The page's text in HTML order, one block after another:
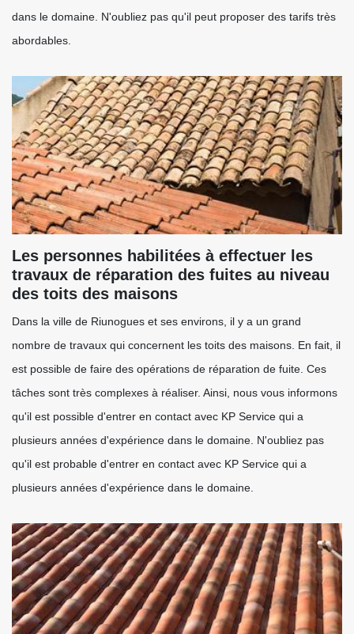
dans le domaine. N'oubliez pas qu'il peut proposer des tarifs très
abordables.
Les personnes habilitées à effectuer les
travaux de réparation des fuites au niveau
des toits des maisons
Dans la ville de Riunogues et ses environs, il y a un grand
nombre de travaux qui concernent les toits des maisons. En fait, il
est possible de faire des opérations de réparation de fuite. Ces
tâches sont très complexes à réaliser. Ainsi, nous vous informons
qu'il est possible d'entrer en contact avec KP Service qui a
plusieurs années d'expérience dans le domaine. N'oubliez pas
qu'il est probable d'entrer en contact avec KP Service qui a
plusieurs années d'expérience dans le domaine.